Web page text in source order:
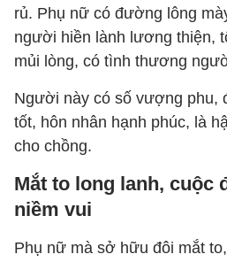
rủ. Phụ nữ có đường lông
người hiền lành lương thiện,
mủi lòng, có tình thương
Người này có số vượng phu,
tốt, hôn nhân hạnh phúc, là
cho chồng.
Mắt to long lanh, cuộc
niềm vui
Phụ nữ mà sở hữu đôi mắt